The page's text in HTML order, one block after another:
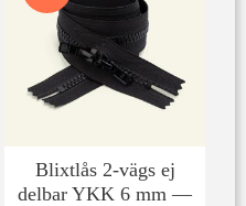
Blixtlås 2-vägs ej
delbar YKK 6 mm —